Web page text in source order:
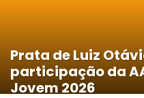
Prata de Luiz
participação da
Jovem 2026